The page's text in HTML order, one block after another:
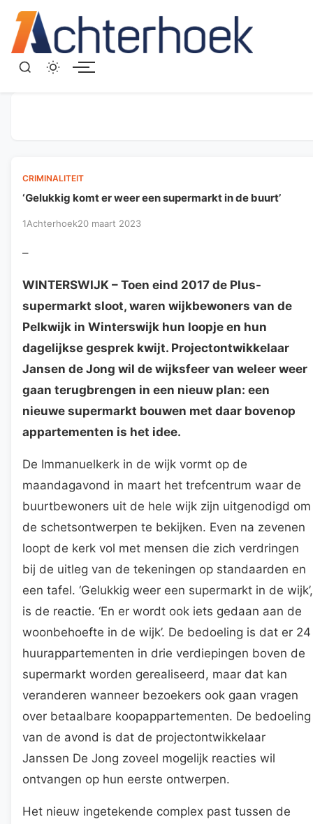
CRIMINALITEIT
‘Gelukkig komt er weer een supermarkt in de buurt’
1Achterhoek20 maart 2023
–
WINTERSWIJK – Toen eind 2017 de Plus-
supermarkt sloot, waren wijkbewoners van de
Pelkwijk in Winterswijk hun loopje en hun
dagelijkse gesprek kwijt. Projectontwikkelaar
Jansen de Jong wil de wijksfeer van weleer weer
gaan terugbrengen in een nieuw plan: een
nieuwe supermarkt bouwen met daar bovenop
appartementen is het idee.
De Immanuelkerk in de wijk vormt op de
maandagavond in maart het trefcentrum waar de
buurtbewoners uit de hele wijk zijn uitgenodigd om
de schetsontwerpen te bekijken. Even na zevenen
loopt de kerk vol met mensen die zich verdringen
bij de uitleg van de tekeningen op standaarden en
een tafel. ‘Gelukkig weer een supermarkt in de wijk’,
is de reactie. ‘En er wordt ook iets gedaan aan de
woonbehoefte in de wijk’. De bedoeling is dat er 24
huurappartementen in drie verdiepingen boven de
supermarkt worden gerealiseerd, maar dat kan
veranderen wanneer bezoekers ook gaan vragen
over betaalbare koopappartementen. De bedoeling
van de avond is dat de projectontwikkelaar
Janssen De Jong zoveel mogelijk reacties wil
ontvangen op hun eerste ontwerpen.
Het nieuw ingetekende complex past tussen de